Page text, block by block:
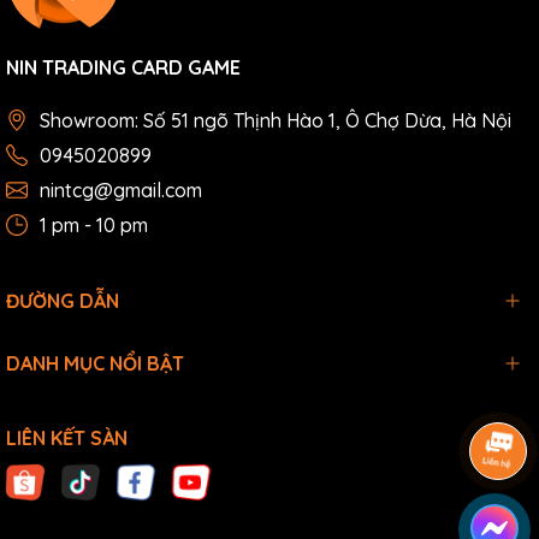
NIN TRADING CARD GAME
Showroom: Số 51 ngõ Thịnh Hào 1, Ô Chợ Dừa, Hà Nội
0945020899
nintcg@gmail.com
1 pm - 10 pm
ĐƯỜNG DẪN
DANH MỤC NỔI BẬT
LIÊN KẾT SÀN